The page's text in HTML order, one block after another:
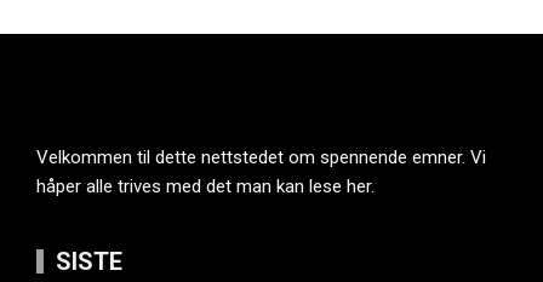
Velkommen til dette nettstedet om spennende emner. Vi
håper alle trives med det man kan lese her.
SISTE